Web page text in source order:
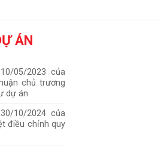
ÁN
05/2023 của
chủ trương
dự án
10/2024 của
điều chỉnh quy